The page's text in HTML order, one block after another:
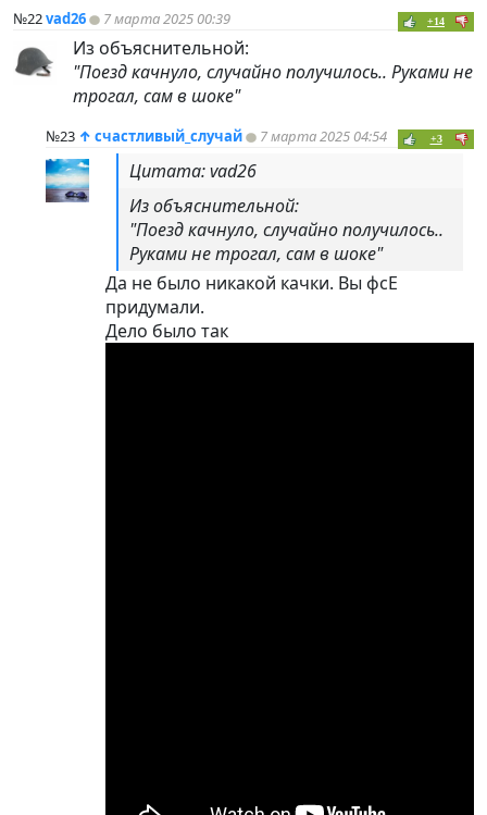
№22vad26 7 марта 2025 00:39 +14
Из объяснительной:
"Поезд качнуло, случайно получилось.. Руками не
трогал, сам в шоке"
№23 ↑ счастливый_случай 7 марта 2025 04:54 +3
Цитата: vad26
Из объяснительной:
"Поезд качнуло, случайно получилось..
Руками не трогал, сам в шоке"
Да не было никакой качки. Вы фсЕ
придумали.
Дело было так